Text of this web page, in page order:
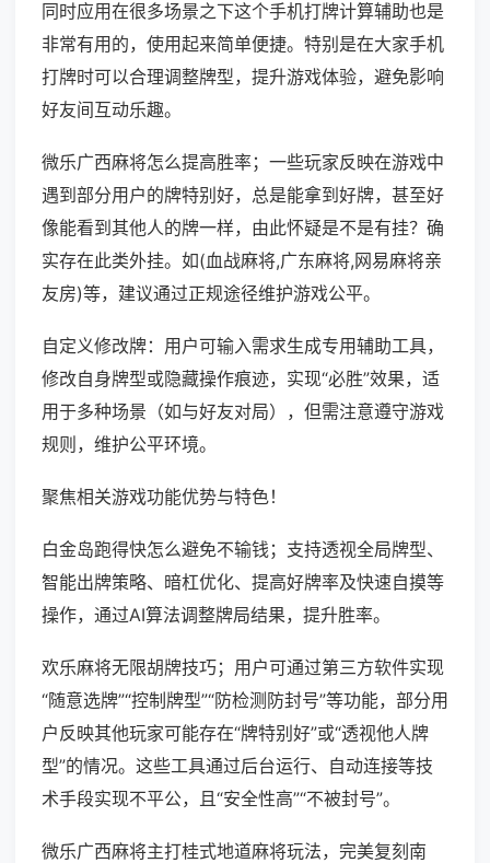
同时应用在很多场景之下这个手机打牌计算辅助也是
非常有用的，使用起来简单便捷。特别是在大家手机
打牌时可以合理调整牌型，提升游戏体验，避免影响
好友间互动乐趣。
微乐广西麻将怎么提高胜率；一些玩家反映在游戏中
遇到部分用户的牌特别好，总是能拿到好牌，甚至好
像能看到其他人的牌一样，由此怀疑是不是有挂？确
实存在此类外挂。如(血战麻将,广东麻将,网易麻将亲
友房)等，建议通过正规途径维护游戏公平。
自定义修改牌：用户可输入需求生成专用辅助工具，
修改自身牌型或隐藏操作痕迹，实现“必胜”效果，适
用于多种场景（如与好友对局），但需注意遵守游戏
规则，维护公平环境。
聚焦相关游戏功能优势与特色！
白金岛跑得快怎么避免不输钱；支持透视全局牌型、
智能出牌策略、暗杠优化、提高好牌率及快速自摸等
操作，通过AI算法调整牌局结果，提升胜率。
欢乐麻将无限胡牌技巧；用户可通过第三方软件实现
“随意选牌”“控制牌型”“防检测防封号”等功能，部分用
户反映其他玩家可能存在“牌特别好”或“透视他人牌
型”的情况。这些工具通过后台运行、自动连接等技
术手段实现不平公，且“安全性高”“不被封号”。
微乐广西麻将主打桂式地道麻将玩法，完美复刻南